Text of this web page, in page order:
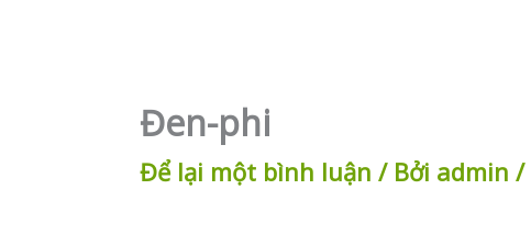
Đen-phi
Để lại một bình luận / Bởi admin /